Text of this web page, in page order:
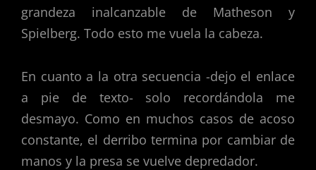
grandeza inalcanzable de Matheson y
Spielberg. Todo esto me vuela la cabeza.
En cuanto a la otra secuencia -dejo el enlace
a pie de texto- solo recordándola me
desmayo. Como en muchos casos de acoso
constante, el derribo termina por cambiar de
manos y la presa se vuelve depredador.